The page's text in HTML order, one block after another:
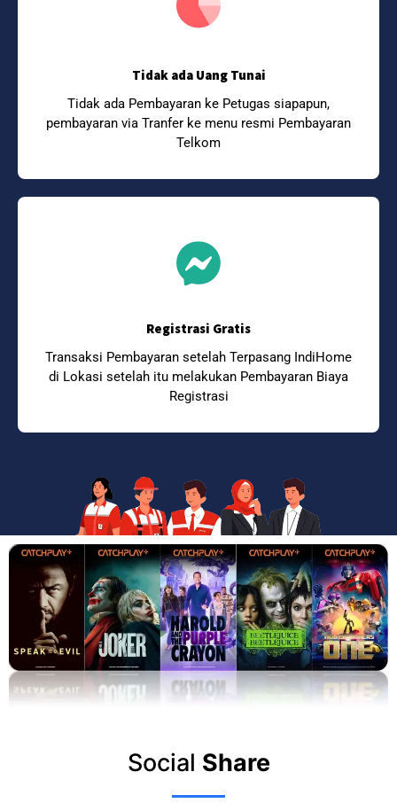
Tidak ada Uang Tunai
Tidak ada Pembayaran ke Petugas siapapun,
pembayaran via Tranfer ke menu resmi Pembayaran
Telkom
Registrasi Gratis
Transaksi Pembayaran setelah Terpasang IndiHome
di Lokasi setelah itu melakukan Pembayaran Biaya
Registrasi
Social Share